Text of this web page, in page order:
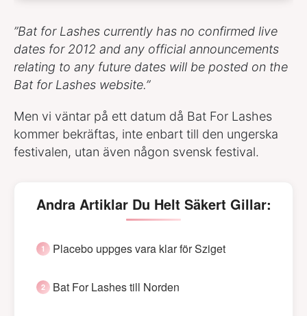
”Bat for Lashes currently has no confirmed live
dates for 2012 and any official announcements
relating to any future dates will be posted on the
Bat for Lashes website.”
Men vi väntar på ett datum då Bat For Lashes
kommer bekräftas, inte enbart till den ungerska
festivalen, utan även någon svensk festival.
Andra Artiklar Du Helt Säkert Gillar:
Placebo uppges vara klar för Sziget
Bat For Lashes till Norden